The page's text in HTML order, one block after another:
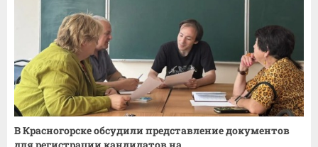
В Красногорске обсудили представление документов